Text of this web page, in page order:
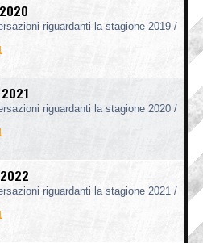
riguardanti la stagione 2019 /
riguardanti la stagione 2020 /
riguardanti la stagione 2021 /